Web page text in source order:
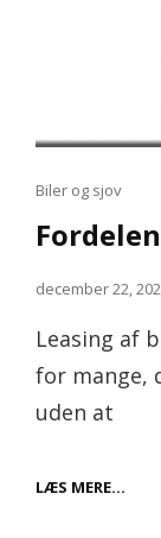
Cat
Biler og sjov
Posted
december 22,
Leasing af
for mange,
uden at
LÆS MERE…